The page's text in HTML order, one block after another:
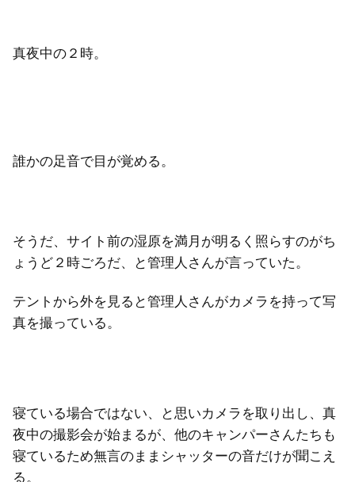
真夜中の２時。
誰かの足音で目が覚める。
そうだ、サイト前の湿原を満月が明るく照らすのがち
ょうど２時ごろだ、と管理人さんが言っていた。
テントから外を見ると管理人さんがカメラを持って写
真を撮っている。
寝ている場合ではない、と思いカメラを取り出し、真
夜中の撮影会が始まるが、他のキャンパーさんたちも
寝ているため無言のままシャッターの音だけが聞こえ
る。